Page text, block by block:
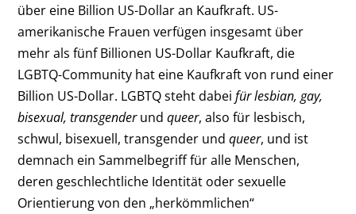
über eine Billion US-Dollar an Kaufkraft. US-
amerikanische Frauen verfügen insgesamt über
mehr als fünf Billionen US-Dollar Kaufkraft, die
LGBTQ-Community hat eine Kaufkraft von rund einer
Billion US-Dollar. LGBTQ steht dabeifür lesbian, gay,
bisexual, transgenderundqueer, also für lesbisch,
schwul, bisexuell, transgender undqueer, und ist
demnach ein Sammelbegriff für alle Menschen,
deren geschlechtliche Identität oder sexuelle
Orientierung von den „herkömmlichen“